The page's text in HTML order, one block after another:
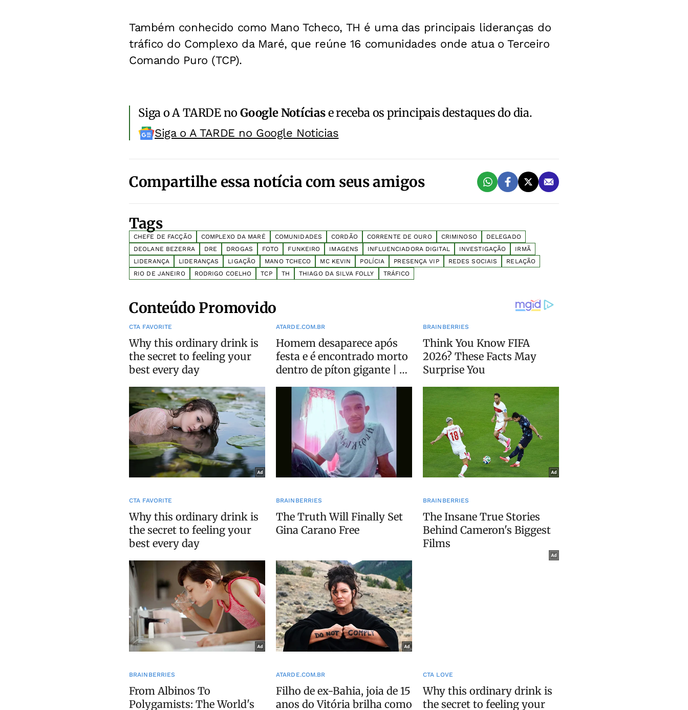
Também conhecido como Mano Tcheco, TH é uma das principais lideranças do
tráfico do Complexo da Maré, que reúne 16 comunidades onde atua o Terceiro
Comando Puro (TCP).
Siga o A TARDE noGoogle Notíciase receba os principais destaques do dia.
Siga o A TARDE no Google Noticias
Compartilhe essa notícia com seus amigos
Tags
CHEFE DE FACÇÃO COMPLEXO DA MARÉ COMUNIDADES CORDÃO CORRENTE DE OURO CRIMINOSO
DELEGADO
DEOLANE BEZERRA
DRE DROGAS FOTO FUNKEIRO IMAGENS INFLUENCIADORA DIGITAL INVESTIGAÇÃO
IRMÃ
LIDERANÇA
LIDERANÇAS LIGAÇÃO MANO TCHECO MC KEVIN POLÍCIA PRESENÇA VIP REDES SOCIAIS
RELAÇÃO
RIO DE JANEIRO
RODRIGO COELHO TCP TH THIAGO DA SILVA FOLLY TRÁFICO